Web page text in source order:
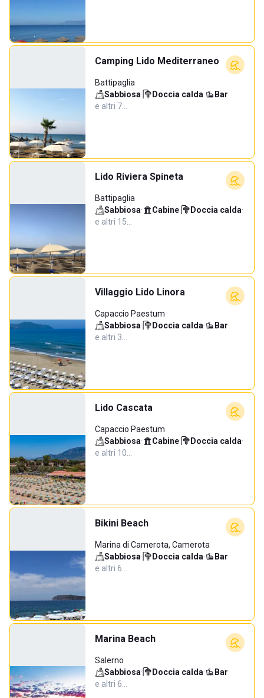
Camping Lido Mediterraneo
Battipaglia
Sabbiosa· Doccia calda· Bar·
e altri 7…
Lido Riviera Spineta
Battipaglia
Sabbiosa· Cabine· Doccia calda·
e altri 15…
Villaggio Lido Linora
Capaccio Paestum
Sabbiosa· Doccia calda· Bar·
e altri 3…
Lido Cascata
Capaccio Paestum
Sabbiosa· Cabine· Doccia calda·
e altri 10…
Bikini Beach
Marina di Camerota, Camerota
Sabbiosa· Doccia calda· Bar·
e altri 6…
Marina Beach
Salerno
Sabbiosa· Doccia calda· Bar·
e altri 6…